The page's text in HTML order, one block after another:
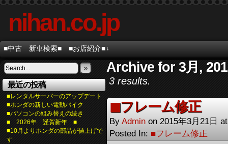
nihan.co.jp
■中古 新車検索■ ■お店紹介■ ↓
»
最近の投稿
■レンタルサーバーのアップデート
■ホンダの新しい電動バイク
■パソコンの組み替えの続き
■ 2026年 謹賀新年 ■
■10月よりホンダの部品が値上げで
す
Archive for 3月,
3 results.
◼︎フレーム修正
By Admin on 2015年3月21日
Posted In: ■フレーム修正